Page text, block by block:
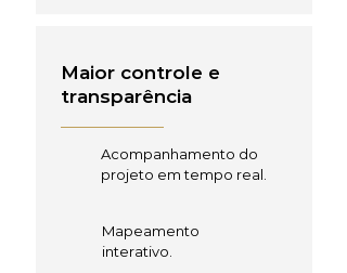
Maior controle e
transparência
Acompanhamento do
projeto em tempo real.
Mapeamento
interativo.